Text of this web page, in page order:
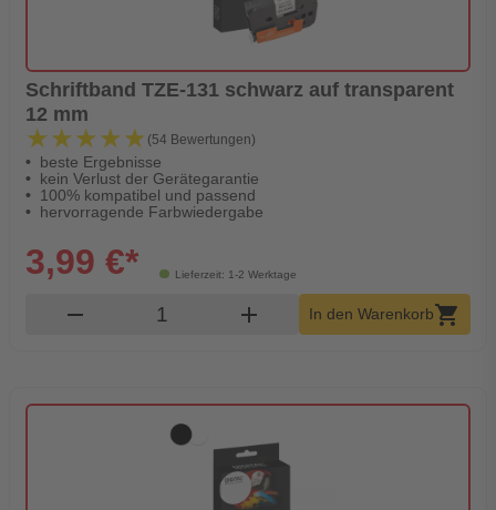
Schriftband TZE-131 schwarz auf transparent
12 mm
★★★★★
★★★★★ (54 Bewertungen)
beste Ergebnisse
kein Verlust der Gerätegarantie
100% kompatibel und passend
hervorragende Farbwiedergabe
Lieferzeit: 1-2 Werktage
3,99 €*
remove Produkt Warenkorb Menge
add In den Warenkorbshopping_cart